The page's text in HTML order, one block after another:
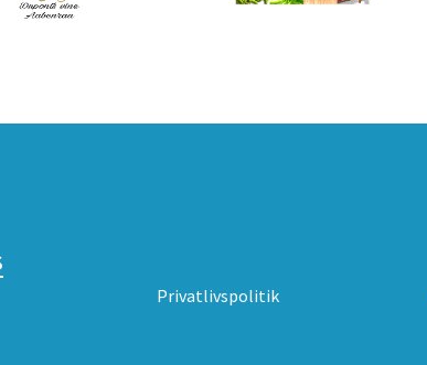
Privatlivspolitik